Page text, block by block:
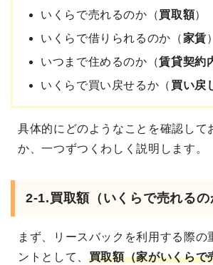
いくらで売れるのか（買取額）
いくらで借りられるのか（家賃）
いつまで住めるのか（賃貸契約
いくらで買い戻せるか（ 買い戻
具体的にどのようなことを確認して
か、一つずつくわしく説明します。
2-1.買取額（いくらで売れるの
まず、リースバックを利用する際の
ントとして、 買取額（家がいくらで